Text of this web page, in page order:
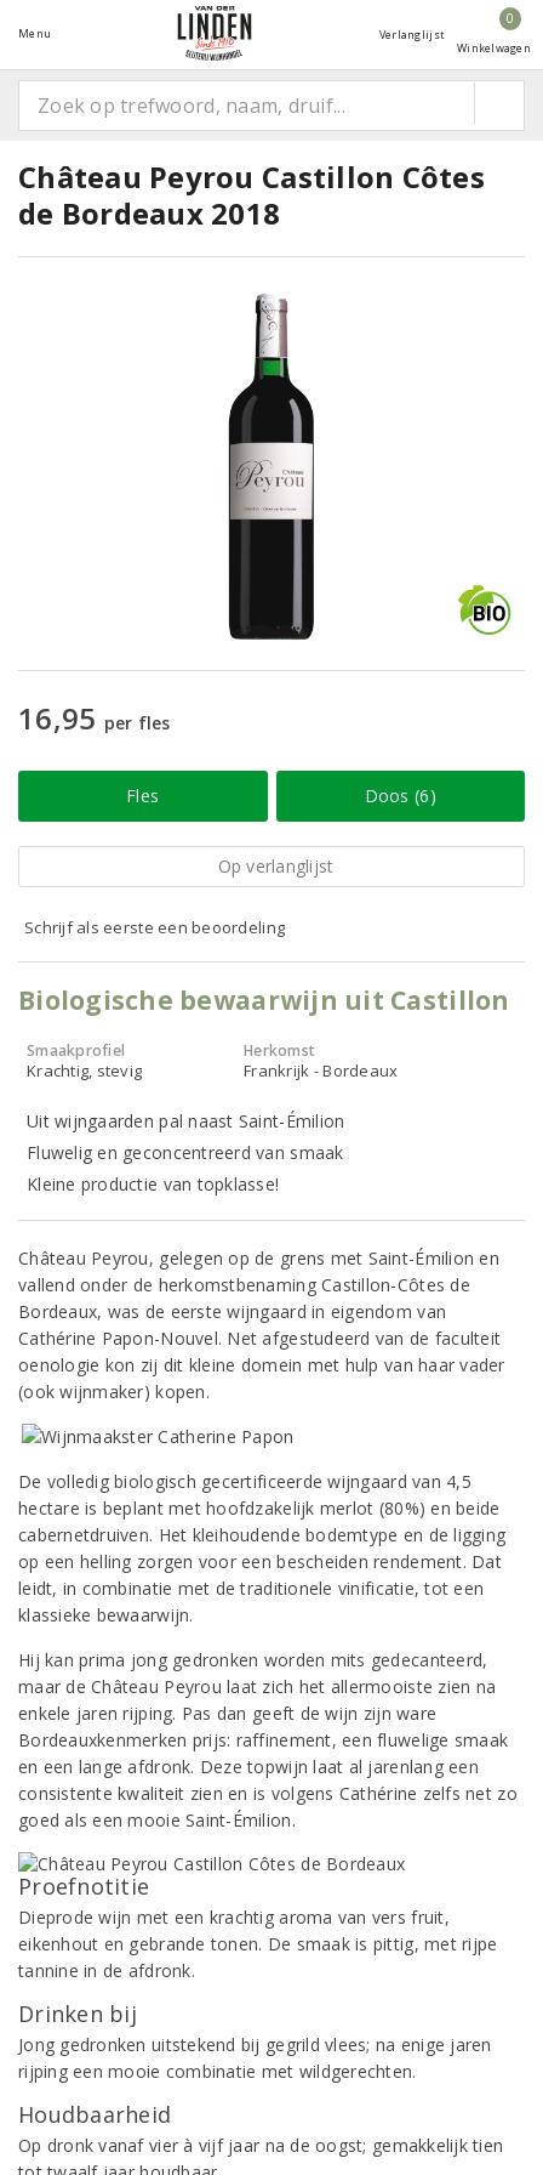
Menu Verlanglijst
0
Winkelwagen
Château Peyrou Castillon Côtes
de Bordeaux 2018
16,95 per fles
Fles Doos (6)
Op verlanglijst
Schrijf als eerste een beoordeling
Biologische bewaarwijn uit Castillon
Smaakprofiel
Krachtig, stevig
Herkomst
Frankrijk - Bordeaux
Uit wijngaarden pal naast Saint-Émilion
Fluwelig en geconcentreerd van smaak
Kleine productie van topklasse!
Château Peyrou, gelegen op de grens met Saint-Émilion en
vallend onder de herkomstbenaming Castillon-Côtes de
Bordeaux, was de eerste wijngaard in eigendom van
Cathérine Papon-Nouvel. Net afgestudeerd van de faculteit
oenologie kon zij dit kleine domein met hulp van haar vader
(ook wijnmaker) kopen.
De volledig biologisch gecertificeerde wijngaard van 4,5
hectare is beplant met hoofdzakelijk merlot (80%) en beide
cabernetdruiven. Het kleihoudende bodemtype en de ligging
op een helling zorgen voor een bescheiden rendement. Dat
leidt, in combinatie met de traditionele vinificatie, tot een
klassieke bewaarwijn.
Hij kan prima jong gedronken worden mits gedecanteerd,
maar de Château Peyrou laat zich het allermooiste zien na
enkele jaren rijping. Pas dan geeft de wijn zijn ware
Bordeauxkenmerken prijs: raffinement, een fluwelige smaak
en een lange afdronk. Deze topwijn laat al jarenlang een
consistente kwaliteit zien en is volgens Cathérine zelfs net zo
goed als een mooie Saint-Émilion.
Proefnotitie
Dieprode wijn met een krachtig aroma van vers fruit,
eikenhout en gebrande tonen. De smaak is pittig, met rijpe
tannine in de afdronk.
Drinken bij
Jong gedronken uitstekend bij gegrild vlees; na enige jaren
rijping een mooie combinatie met wildgerechten.
Houdbaarheid
Op dronk vanaf vier à vijf jaar na de oogst; gemakkelijk tien